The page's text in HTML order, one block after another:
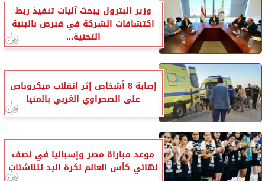
وزير البترول يبحث آليات تنفيذ ربط
اكتشافات الشركة في قبرص بالبنية
التحتية...
إصابة 8 أشخاص إثر انقلاب ميكروباص
على الصحراوي الغربي بالمنيا
موعد مباراة مصر وإسبانيا في نصف
نهائي كأس العالم لكرة اليد للناشئات